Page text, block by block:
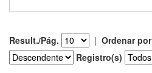
Result./Pág. | Ordenar por
Registro(s)